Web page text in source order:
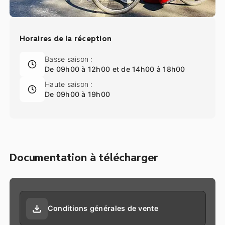
Horaires de la réception
Basse saison :
De 09h00 à 12h00 et de 14h00 à 18h00
Haute saison :
De 09h00 à 19h00
Documentation à télécharger
Conditions générales de vente